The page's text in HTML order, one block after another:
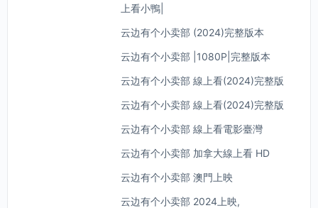
上看小鴨|
云边有个小卖部 (2024)完整版本
云边有个小卖部 |1080P|完整版本
云边有个小卖部 線上看(2024)完整版
云边有个小卖部 線上看(2024)完整版
云边有个小卖部 線上看電影臺灣
云边有个小卖部 加拿大線上看 HD
云边有个小卖部 澳門上映
云边有个小卖部 2024上映,